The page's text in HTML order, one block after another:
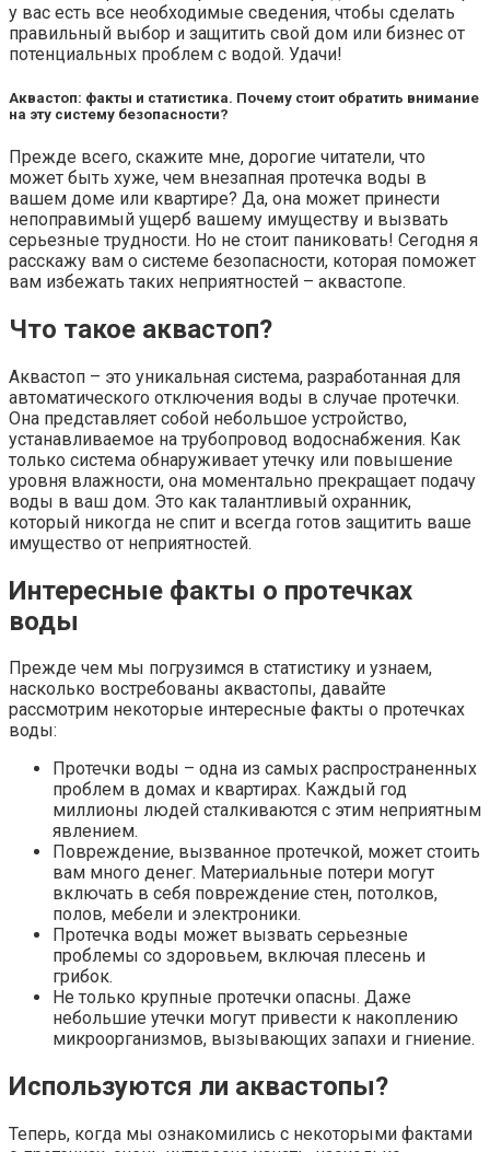
у вас есть все необходимые сведения, чтобы сделать
правильный выбор и защитить свой дом или бизнес от
потенциальных проблем с водой. Удачи!
Аквастоп: факты и статистика. Почему стоит обратить внимание
на эту систему безопасности?
Прежде всего, скажите мне, дорогие читатели, что
может быть хуже, чем внезапная протечка воды в
вашем доме или квартире? Да, она может принести
непоправимый ущерб вашему имуществу и вызвать
серьезные трудности. Но не стоит паниковать! Сегодня я
расскажу вам о системе безопасности, которая поможет
вам избежать таких неприятностей – аквастопе.
Что такое аквастоп?
Аквастоп – это уникальная система, разработанная для
автоматического отключения воды в случае протечки.
Она представляет собой небольшое устройство,
устанавливаемое на трубопровод водоснабжения. Как
только система обнаруживает утечку или повышение
уровня влажности, она моментально прекращает подачу
воды в ваш дом. Это как талантливый охранник,
который никогда не спит и всегда готов защитить ваше
имущество от неприятностей.
Интересные факты о протечках
воды
Прежде чем мы погрузимся в статистику и узнаем,
насколько востребованы аквастопы, давайте
рассмотрим некоторые интересные факты о протечках
воды:
Протечки воды – одна из самых распространенных
проблем в домах и квартирах. Каждый год
миллионы людей сталкиваются с этим неприятным
явлением.
Повреждение, вызванное протечкой, может стоить
вам много денег. Материальные потери могут
включать в себя повреждение стен, потолков,
полов, мебели и электроники.
Протечка воды может вызвать серьезные
проблемы со здоровьем, включая плесень и
грибок.
Не только крупные протечки опасны. Даже
небольшие утечки могут привести к накоплению
микроорганизмов, вызывающих запахи и гниение.
Используются ли аквастопы?
Теперь, когда мы ознакомились с некоторыми фактами